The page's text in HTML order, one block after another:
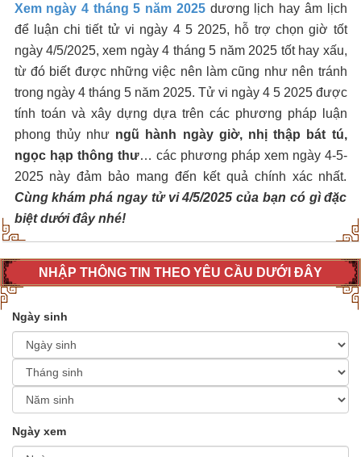
Xem ngày 4 tháng 5 năm 2025dương lịch hay âm lịch
để luận chi tiết tử vi ngày 4 5 2025, hỗ trợ chọn giờ tốt
ngày 4/5/2025, xem ngày 4 tháng 5 năm 2025 tốt hay xấu,
từ đó biết được những việc nên làm cũng như nên tránh
trong ngày 4 tháng 5 năm 2025. Tử vi ngày 4 5 2025 được
tính toán và xây dựng dựa trên các phương pháp luận
phong thủy như ngũ hành ngày giờ, nhị thập bát tú,
ngọc hạp thông thư… các phương pháp xem ngày 4-5-
2025 này đảm bảo mang đến kết quả chính xác nhất.
Cùng khám phá ngay tử vi 4/5/2025 của bạn có gì đặc
biệt dưới đây nhé!
NHẬP THÔNG TIN THEO YÊU CẦU DƯỚI ĐÂY
Ngày sinh
Ngày xem